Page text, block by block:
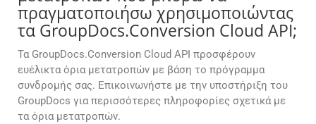
πραγματοποιήσω χρησιμοποιώντας
τα GroupDocs.Conversion Cloud API;
Τα GroupDocs.Conversion Cloud API προσφέρουν
ευέλικτα όρια μετατροπών με βάση το πρόγραμμα
συνδρομής σας. Επικοινωνήστε με την υποστήριξη του
GroupDocs για περισσότερες πληροφορίες σχετικά με
τα όρια μετατροπών.